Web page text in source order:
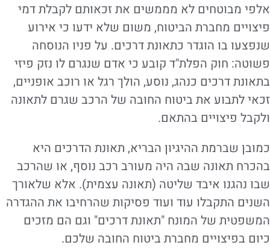
אלפי מבוטחים לא מממשים את זכאותם לקבלת דמי
פיצויים מחברת הביטוח, משום שלא ידעו כי אירוע
שנפצעו בו הוגדר כתאונת דרכים. על פניו הנוסחה
פשוטה: חוק הפלת"ד קובע כי אדם שנגרם לו נזק פיזי
בתאונת דרכים כנהג, נוסע, הולך רגל או רוכב אופניים,
זכאי לתבוע את ביטוח החובה של הרכב שגרם לתאונה
ולקבל פיצויים בהתאם.
כמובן שברמת ההיגיון הבריא, תאונת הדרכים היא
בהכרח תאונה שבה היה מעורב רכב נוסף, או שהרכב
שבו נהגנו איבד שליטה (תאונה עצמית). אלא שלאורך
השנים התקבלו עוד ועוד פסיקות שהרחיבו את ההגדרה
המשפטית של המונח "תאונת דרכים" וגם הם מזכים
כיום בפיצויים מחברת ביטוח החובה שלכם.